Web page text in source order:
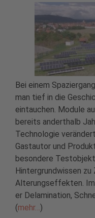
Bei einem
man tief in die
eintauchen. Module
bereits anderthalb
Technologie
Gastautor und
besondere
Hintergrundwissen
Alterungseffekten.
er Delamination,
(mehr…)